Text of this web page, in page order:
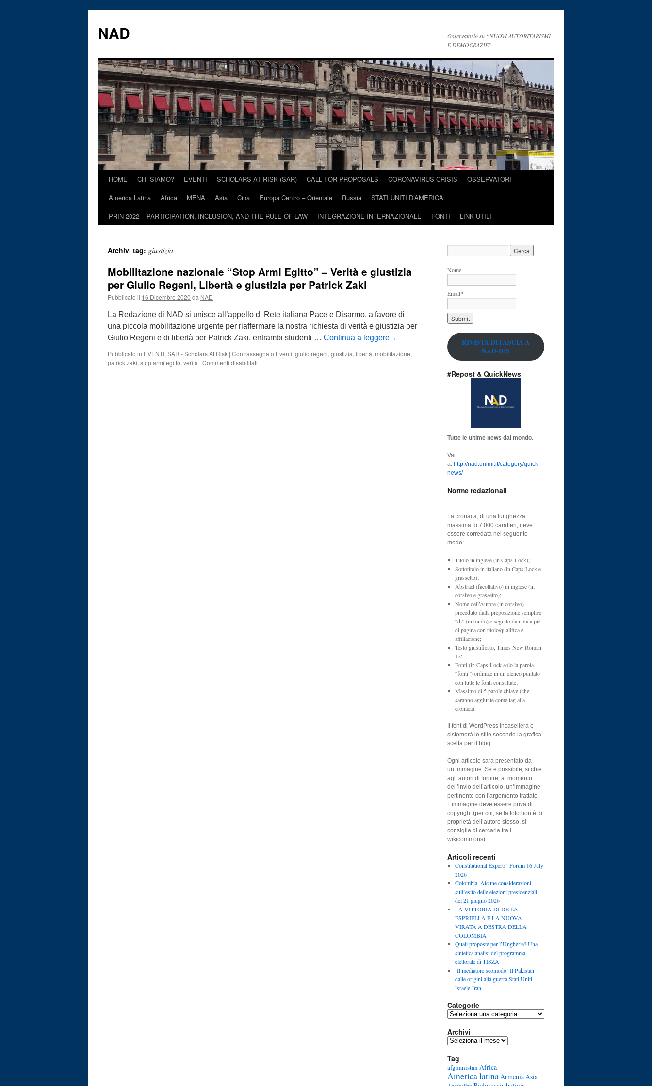
contenuto
NAD
Osservatorio su “NUOVI AUTORITARISMI
E DEMOCRAZIE”
HOME CHI SIAMO? EVENTI SCHOLARS AT RISK (SAR) CALL FOR PROPOSALS CORONAVIRUS CRISIS
OSSERVATORI
America Latina
Africa MENA Asia Cina Europa Centro – Orientale Russia
STATI UNITI D’AMERICA
PRIN 2022 – PARTICIPATION, INCLUSION, AND THE RULE OF LAW
INTEGRAZIONE INTERNAZIONALE FONTI LINK UTILI
Archivi tag: giustizia
Mobilitazione nazionale “Stop Armi Egitto” – Verità e giustizia
per Giulio Regeni, Libertà e giustizia per Patrick Zaki
Pubblicato il 16 Dicembre 2020 da NAD
La Redazione di NAD si unisce all’appello di Rete italiana Pace e Disarmo, a favore di
una piccola mobilitazione urgente per riaffermare la nostra richiesta di verità e giustizia per
Giulio Regeni e di libertà per Patrick Zaki, entrambi studenti … Continua a leggere→
Pubblicato in EVENTI, SAR - Scholars At Risk | Contrassegnato Eventi, giulio regeni, giustizia, libertà, mobilitazione,
patrick zaki, stop armi egitto, verità | Commenti disabilitati
Nome
Email*
RIVISTA DI FASCIA A
NAD-DIS
#Repost & QuickNews
Tutte le ultime news dal mondo.
Vai
a: http://nad.unimi.it/category/quick-
news/
Norme redazionali
La cronaca, di una lunghezza
massima di 7.000 caratteri, deve
essere corredata nel seguente
modo:
Titolo in inglese (in Caps-Lock);
Sottotitolo in italiano (in Caps-Lock e
grassetto);
Abstract (facoltativo) in inglese (in
corsivo e grassetto);
Nome dell’Autore (in corsivo)
preceduto dalla preposizione semplice
“di” (in tondo) e seguito da nota a piè
di pagina con titolo/qualifica e
affiliazione;
Testo giustificato, Times New Roman
12;
Fonti (in Caps-Lock solo la parola
“fonti”) ordinate in un elenco puntato
con tutte le fonti consultate;
Massimo di 5 parole chiave (che
saranno aggiunte come tag alla
cronaca).
Il font di WordPress incasellerà e
sistemerà lo stile secondo la grafica
scelta per il blog.
Ogni articolo sarà presentato da
un’immagine. Se è possibile, si chie
agli autori di fornire, al momento
dell’invio dell’articolo, un’immagine
pertinente con l’argomento trattato.
L’immagine deve essere priva di
copyright (per cui, se la foto non è di
proprietà dell’autore stesso, si
consiglia di cercarla tra i
wikicommons).
Articoli recenti
Constitutional Experts’ Forum 16 July
2026
Colombia. Alcune considerazioni
sull’esito delle elezioni presidenziali
del 21 giugno 2026
LA VITTORIA DI DE LA
ESPRIELLA E LA NUOVA
VIRATA A DESTRA DELLA
COLOMBIA
Quali proposte per l’Ungheria? Una
sintetica analisi del programma
elettorale di TISZA
Il mediatore scomodo. Il Pakistan
dalle origini alla guerra Stati Uniti-
Israele-Iran
Categorie
Categorie
Archivi
Archivi
Tag
afghanistanAfrica
America latinaArmeniaAsia